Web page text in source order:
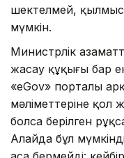
шектелмей,
мүмкін.
Министрлік
жасау құқығы бар
«eGov» порталы
мәліметтеріне қол
болса берілген
Алайда бұл